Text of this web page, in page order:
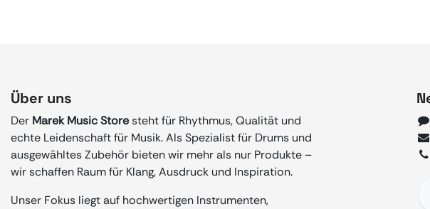
Über uns
Der Marek Music Storesteht für Rhythmus, Qualität und
echte Leidenschaft für Musik. Als Spezialist für Drums und
ausgewähltes Zubehör bieten wir mehr als nur Produkte –
wir schaffen Raum für Klang, Ausdruck und Inspiration.
Unser Fokus liegt auf hochwertigen Instrumenten,